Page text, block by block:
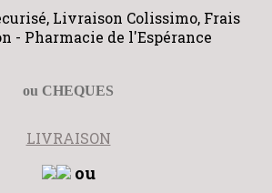
ou CHEQUES
LIVRAISON
ou